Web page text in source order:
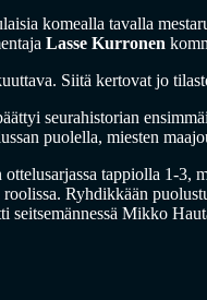
komealla tavalla
Lasse Kurronen
Siitä kertovat jo
seurahistorian
puolella, miesten
tappiolla 1-3,
Ryhdikkään
seitsemännessä Mikko